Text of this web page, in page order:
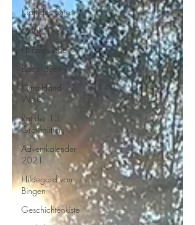
Kraft des Ortes
Musik
Herzenslieder
Bastelideen
Kunst-Hand-
Werk
Rat der 13
Großmütter
Adventkalender
2021
Hildegard von
Bingen
Geschichtenkiste